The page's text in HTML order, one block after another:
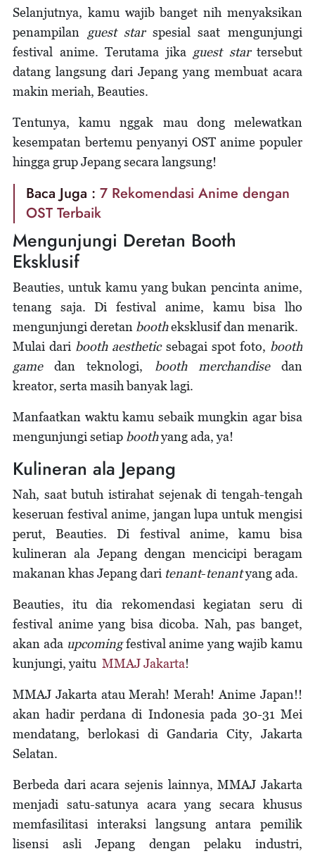
Selanjutnya, kamu wajib banget nih menyaksikan
penampilan guest starspesial saat mengunjungi
festival anime. Terutama jika guest startersebut
datang langsung dari Jepang yang membuat acara
makin meriah, Beauties.
Tentunya, kamu nggak mau dong melewatkan
kesempatan bertemu penyanyi OST anime populer
hingga grup Jepang secara langsung!
Baca Juga : 7 Rekomendasi Anime dengan
OST Terbaik
Mengunjungi Deretan Booth
Eksklusif
Beauties, untuk kamu yang bukan pencinta anime,
tenang saja. Di festival anime, kamu bisa lho
mengunjungi deretan bootheksklusif dan menarik.
Mulai dari booth aestheticsebagai spot foto, booth
gamedan teknologi, booth merchandisedan
kreator, serta masih banyak lagi.
Manfaatkan waktu kamu sebaik mungkin agar bisa
mengunjungi setiap boothyang ada, ya!
Kulineran ala Jepang
Nah, saat butuh istirahat sejenak di tengah-tengah
keseruan festival anime, jangan lupa untuk mengisi
perut, Beauties. Di festival anime, kamu bisa
kulineran ala Jepang dengan mencicipi beragam
makanan khas Jepang dari tenant-tenantyang ada.
Beauties, itu dia rekomendasi kegiatan seru di
festival anime yang bisa dicoba. Nah, pas banget,
akan ada upcomingfestival anime yang wajib kamu
kunjungi, yaitu MMAJ Jakarta!
MMAJ Jakarta atau Merah! Merah! Anime Japan!!
akan hadir perdana di Indonesia pada 30-31 Mei
mendatang, berlokasi di Gandaria City, Jakarta
Selatan.
Berbeda dari acara sejenis lainnya, MMAJ Jakarta
menjadi satu-satunya acara yang secara khusus
memfasilitasi interaksi langsung antara pemilik
lisensi asli Jepang dengan pelaku industri,